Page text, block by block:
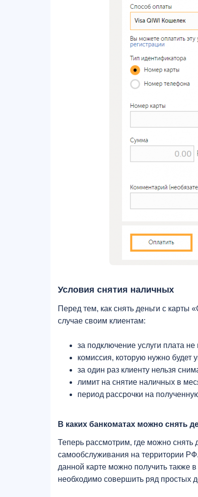
Условия снятия наличных
Перед тем, как снять деньги с карты
случае своим клиентам:
за подключение услуги плата не
комиссия, которую нужно будет
за один раз клиенту нельзя
лимит на снятие наличных в
период рассрочки на
В каких банкоматах можно снять
Теперь рассмотрим, где можно снять
самообслуживания на территории
данной карте можно получить также
необходимо совершить ряд простых